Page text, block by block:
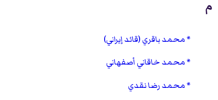
م
محمد باقري (قائد إيراني)
محمد خاقاني أصفهاني
محمد رضا نقدي